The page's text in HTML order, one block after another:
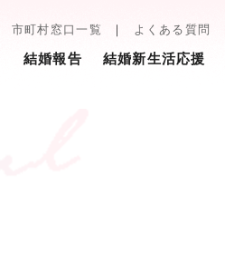
市町村窓口一覧 よくある質問
結婚報告 結婚新生活応援